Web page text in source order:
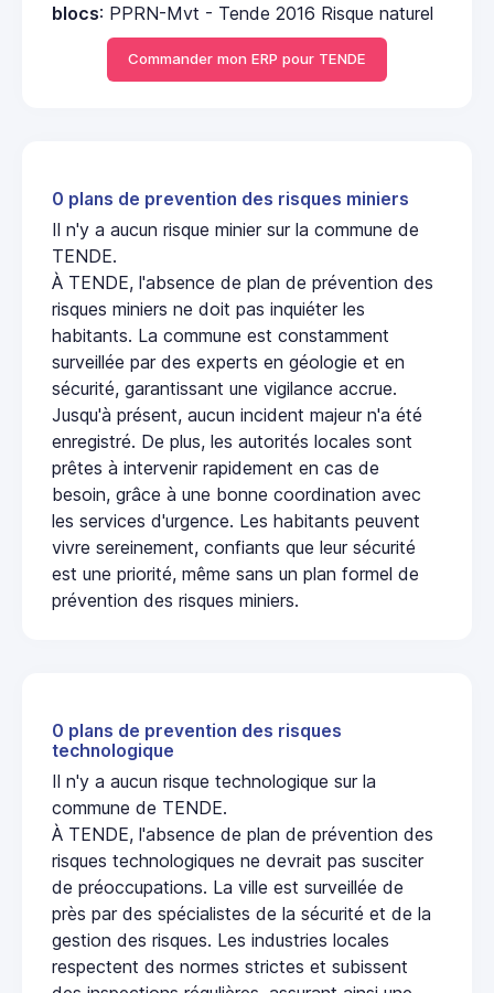
blocs: PPRN-Mvt - Tende 2016 Risque naturel
Commander mon ERP pour TENDE
0 plans de prevention des risques miniers
Il n'y a aucun risque minier sur la commune de
TENDE.
À TENDE, l'absence de plan de prévention des
risques miniers ne doit pas inquiéter les
habitants. La commune est constamment
surveillée par des experts en géologie et en
sécurité, garantissant une vigilance accrue.
Jusqu'à présent, aucun incident majeur n'a été
enregistré. De plus, les autorités locales sont
prêtes à intervenir rapidement en cas de
besoin, grâce à une bonne coordination avec
les services d'urgence. Les habitants peuvent
vivre sereinement, confiants que leur sécurité
est une priorité, même sans un plan formel de
prévention des risques miniers.
0 plans de prevention des risques
technologique
Il n'y a aucun risque technologique sur la
commune de TENDE.
À TENDE, l'absence de plan de prévention des
risques technologiques ne devrait pas susciter
de préoccupations. La ville est surveillée de
près par des spécialistes de la sécurité et de la
gestion des risques. Les industries locales
respectent des normes strictes et subissent